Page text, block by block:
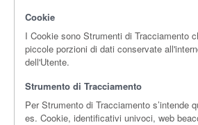
Cookie
I Cookie sono Strumenti di Tracciamento
piccole porzioni di dati conservate
dell'Utente.
Strumento di Tracciamento
Per Strumento di Tracciamento s’intende
es. Cookie, identificativi univoci, web